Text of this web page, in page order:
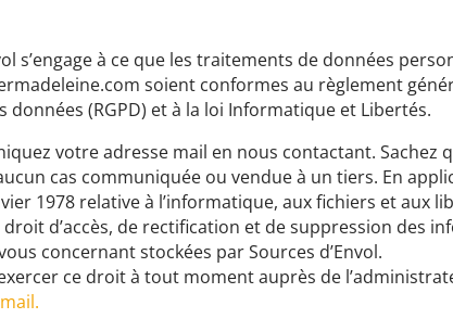
s’engage à ce que les traitements de données
soient conformes au règlement
données (RGPD) et à la loi Informatique et Libertés.
votre adresse mail en nous contactant. Sachez
cas communiquée ou vendue à un tiers. En
1978 relative à l’informatique, aux fichiers et aux
droit d’accès, de rectification et de suppression des
concernant stockées par Sources d’Envol.
ce droit à tout moment auprès de